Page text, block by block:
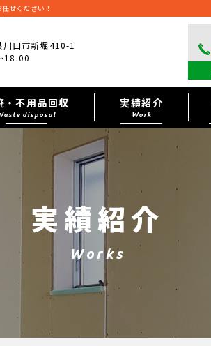
せください！
口市新堀410-1
18:00
・不用品回収
disposal
実績紹介
Work
実績紹介
Works